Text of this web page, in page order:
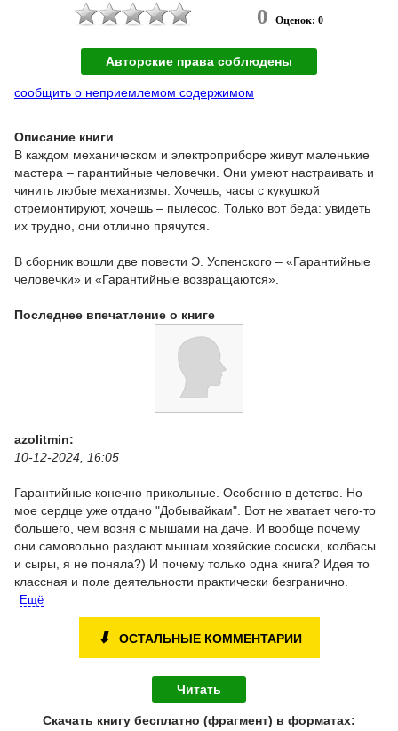
0 Оценок: 0
Авторские права соблюдены
сообщить о неприемлемом содержимом
Описание книги
В каждом механическом и электроприборе живут маленькие
мастера – гарантийные человечки. Они умеют настраивать и
чинить любые механизмы. Хочешь, часы с кукушкой
отремонтируют, хочешь – пылесос. Только вот беда: увидеть
их трудно, они отлично прячутся.
В сборник вошли две повести Э. Успенского – «Гарантийные
человечки» и «Гарантийные возвращаются».
Последнее впечатление о книге
azolitmin:
10-12-2024, 16:05
Гарантийные конечно прикольные. Особенно в детстве. Но
мое сердце уже отдано "Добывайкам". Вот не хватает чего-то
большего, чем возня с мышами на даче. И вообще почему
они самовольно раздают мышам хозяйские сосиски, колбасы
и сыры, я не поняла?) И почему только одна книга? Идея то
классная и поле деятельности практически безгранично.
Ещё
⬇ ОСТАЛЬНЫЕ КОММЕНТАРИИ
Читать
Скачать книгу бесплатно (фрагмент) в форматах :